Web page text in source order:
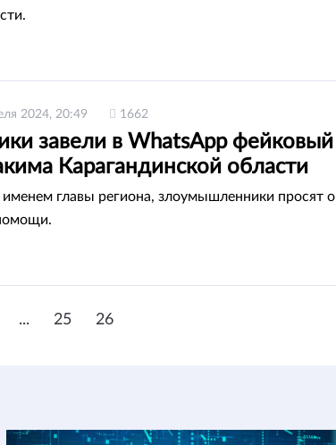
2024, 20:49 1662
завели в WhatsApp фейковый
Карагандинской области
главы региона, злоумышленники просят о
... 25 26